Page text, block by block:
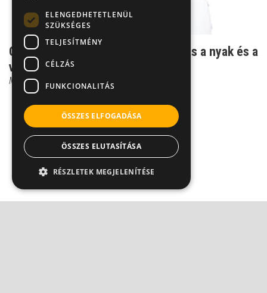
Gyógytorna - így maradhat rugalmas a nyak és a
vállöv
Moldvay Ildikó
ELENGEDHETETLENÜL
SZÜKSÉGES
TELJESÍTMÉNY
CÉLZÁS
FUNKCIONALITÁS
ÖSSZES ELFOGADÁSA
ÖSSZES ELUTASÍTÁSA
RÉSZLETEK MEGJELENÍTÉSE